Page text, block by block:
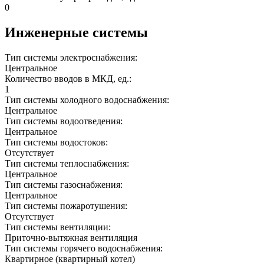
0
Инженерные системы
Тип системы электроснабжения:
Центральное
Количество вводов в МКД, ед.:
1
Тип системы холодного водоснабжения:
Центральное
Тип системы водоотведения:
Центральное
Тип системы водостоков:
Отсутствует
Тип системы теплоснабжения:
Центральное
Тип системы газоснабжения:
Центральное
Тип системы пожаротушения:
Отсутствует
Тип системы вентиляции:
Приточно-вытяжная вентиляция
Тип системы горячего водоснабжения:
Квартирное (квартирный котел)